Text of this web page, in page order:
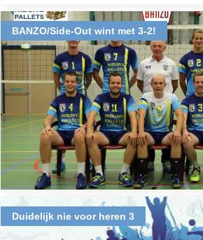
BANZO/Side-Out wint met 3-2!
Duidelijk nie voor heren 3